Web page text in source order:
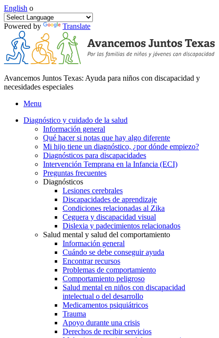
English o
Powered by Translate
Avancemos Juntos Texas: Ayuda para niños con discapacidad y
necesidades especiales
Menu
Diagnóstico y cuidado de la salud
Información general
Qué hacer si notas que hay algo diferente
Mi hijo tiene un diagnóstico, ¿por dónde empiezo?
Diagnósticos para discapacidades
Intervención Temprana en la Infancia (ECI)
Preguntas frecuentes
Diagnósticos
Lesiones cerebrales
Discapacidades de aprendizaje
Condiciones relacionadas al Zika
Ceguera y discapacidad visual
Dislexia y padecimientos relacionados
Salud mental y salud del comportamiento
Información general
Cuándo se debe conseguir ayuda
Encontrar recursos
Problemas de comportamiento
Comportamiento peligroso
Salud mental en niños con discapacidad
intelectual o del desarrollo
Medicamentos psiquiátricos
Trauma
Apoyo durante una crisis
Derechos de recibir servicios